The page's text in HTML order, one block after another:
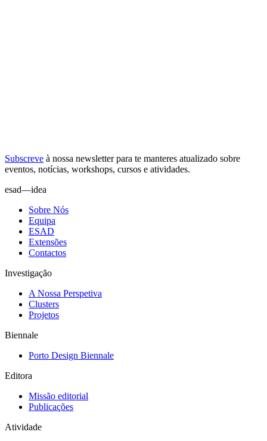
Subscreve à nossa newsletterpara te manteres atualizado sobre
eventos, notícias, workshops, cursos e atividades.
esad—idea
Sobre Nós
Equipa
ESAD
Extensões
Contactos
Investigação
A Nossa Perspetiva
Clusters
Projetos
Biennale
Porto Design Biennale
Editora
Missão editorial
Publicações
Atividade